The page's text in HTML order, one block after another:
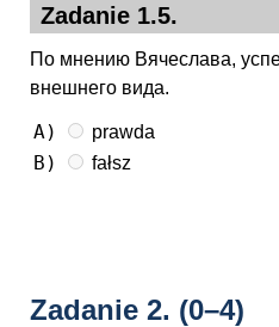
Zadanie 1.5.
По мнению Вячеслава,
внешнего вида.
A) prawda
B) fałsz
Zadanie 2. (0–4)